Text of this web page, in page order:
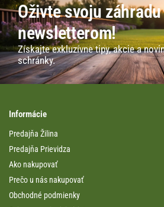
Oživte svoju
newsletterom!
Získajte exkluzívne tipy, akcie a
schránky.
Informácie
Predajňa Žilina
Predajňa Prievidza
Ako nakupovať
Prečo u nás nakupovať
Obchodné podmienky